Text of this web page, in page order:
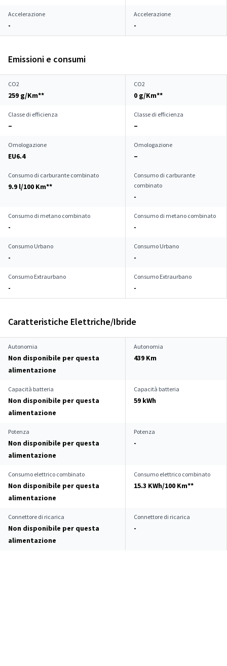
Accelerazione
-
Accelerazione
-
Emissioni e consumi
CO2
259 g/Km**
CO2
0 g/Km**
Classe di efficienza
–
Classe di efficienza
–
Omologazione
EU6.4
Omologazione
–
Consumo di carburante combinato
9.9 l/100 Km**
Consumo di carburante
combinato
-
Consumo di metano combinato
-
Consumo di metano combinato
-
Consumo Urbano
-
Consumo Urbano
-
Consumo Extraurbano
-
Consumo Extraurbano
-
Caratteristiche Elettriche/Ibride
Autonomia
Non disponibile per questa
alimentazione
Autonomia
439 Km
Capacità batteria
Non disponibile per questa
alimentazione
Capacità batteria
59 kWh
Potenza
Non disponibile per questa
alimentazione
Potenza
-
Consumo elettrico combinato
Non disponibile per questa
alimentazione
Consumo elettrico combinato
15.3 KWh/100 Km**
Connettore di ricarica
Non disponibile per questa
alimentazione
Connettore di ricarica
-